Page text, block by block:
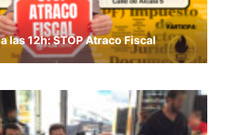
las 12h: STOP Atraco Fiscal